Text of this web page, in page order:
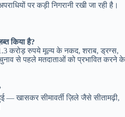
पर कड़ी निगरानी रखी जा रही है।
किया है?
करोड़ रुपये मूल्य के नकद, शराब, ड्रग्स,
से पहले मतदाताओं को प्रभावित करने के
— खासकर सीमावर्ती ज़िले जैसे सीतामढ़ी,